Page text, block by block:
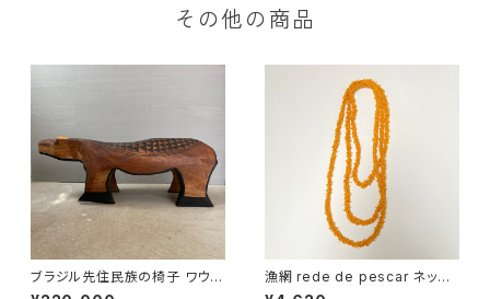
その他の商品
ブラジル先住民族の椅子 ワウラ
ー族 カピバラ（送料着払い）
漁網 rede de pescar ネック
レス